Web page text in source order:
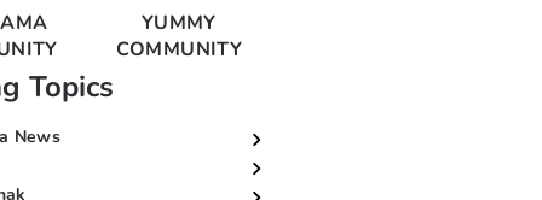
YUMMY
COMMUNITY
Topics
News